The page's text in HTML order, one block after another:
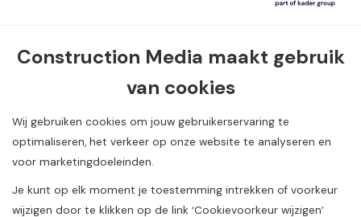
Van Dijklaan 5, 5581 WG Waalre
040 720 08 55
info@constructionmedia.nl
Construction Media maakt gebruik
van cookies
Wij gebruiken cookies om jouw gebruikerservaring te
optimaliseren, het verkeer op onze website te analyseren en
voor marketingdoeleinden.
Je kunt op elk moment je toestemming intrekken of voorkeur
wijzigen door te klikken op de link ‘Cookievoorkeur wijzigen’